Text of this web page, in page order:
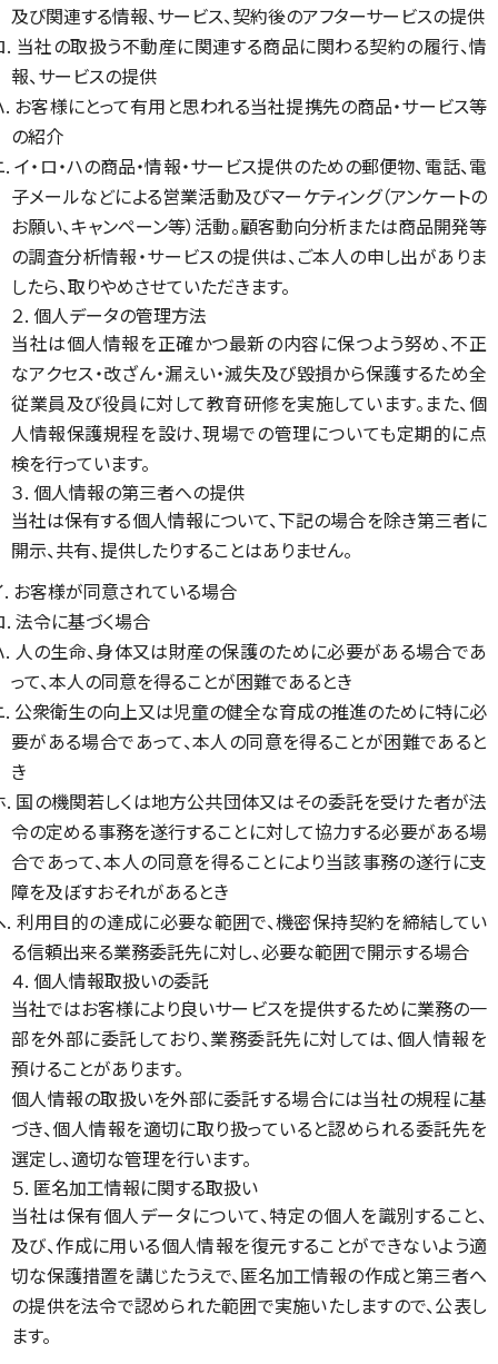
及び関連する情報、サービス、契約後のアフターサービスの提供
. 当社の取扱う不動産に関連する商品に関わる契約の履行、情
報、サービスの提供
. お客様にとって有用と思われる当社提携先の商品・サービス等
の紹介
. イ・ロ・ハの商品・情報・サービス提供のための郵便物、電話、電
子メールなどによる営業活動及びマーケティング（アンケートの
お願い、キャンペーン等）活動。顧客動向分析または商品開発等
の調査分析情報・サービスの提供は、ご本人の申し出がありま
したら、取りやめさせていただきます。
２. 個人データの管理方法
当社は個人情報を正確かつ最新の内容に保つよう努め、不正
なアクセス・改ざん・漏えい・滅失及び毀損から保護するため全
従業員及び役員に対して教育研修を実施しています。また、個
人情報保護規程を設け、現場での管理についても定期的に点
検を行っています。
３. 個人情報の第三者への提供
当社は保有する個人情報について、下記の場合を除き第三者に
開示、共有、提供したりすることはありません。
. お客様が同意されている場合
. 法令に基づく場合
. 人の生命、身体又は財産の保護のために必要がある場合であ
って、本人の同意を得ることが困難であるとき
. 公衆衛生の向上又は児童の健全な育成の推進のために特に必
要がある場合であって、本人の同意を得ることが困難であると
き
. 国の機関若しくは地方公共団体又はその委託を受けた者が法
令の定める事務を遂行することに対して協力する必要がある場
合であって、本人の同意を得ることにより当該事務の遂行に支
障を及ぼすおそれがあるとき
. 利用目的の達成に必要な範囲で、機密保持契約を締結してい
る信頼出来る業務委託先に対し、必要な範囲で開示する場合
４. 個人情報取扱いの委託
当社ではお客様により良いサービスを提供するために業務の一
部を外部に委託しており、業務委託先に対しては、個人情報を
預けることがあります。
個人情報の取扱いを外部に委託する場合には当社の規程に基
づき、個人情報を適切に取り扱っていると認められる委託先を
選定し、適切な管理を行います。
５. 匿名加工情報に関する取扱い
当社は保有個人データについて、特定の個人を識別すること、
及び、作成に用いる個人情報を復元することができないよう適
切な保護措置を講じたうえで、匿名加工情報の作成と第三者へ
の提供を法令で認められた範囲で実施いたしますので、公表し
ます。